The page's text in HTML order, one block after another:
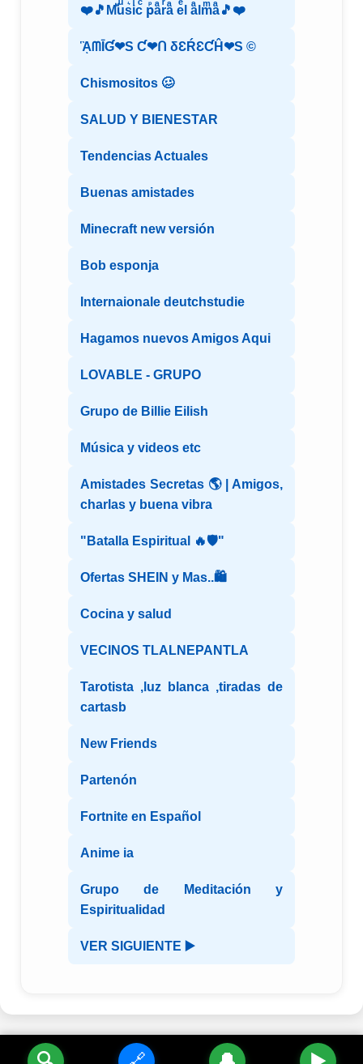
❤️🎵Mⷨuͧs͛iͥcͨ рⷬaͣrͬaͣ eͤl aͣlmͫaͣ🎵❤️
ᾋᗰĪƓ❤S Ƈ❤ᑎ δƐŔƐƇĤ❤S ©️
Chismositos 🥴
SALUD Y BIENESTAR
Tendencias Actuales
Buenas amistades
Minecraft new versión
Bob esponja
Internaionale deutchstudie
Hagamos nuevos Amigos Aqui
LOVABLE - GRUPO
Grupo de Billie Eilish
Música y videos etc
Amistades Secretas 🌎 | Amigos,
charlas y buena vibra
"Batalla Espiritual 🔥🛡️"
Ofertas SHEIN y Mas..🛍️
Cocina y salud
VECINOS TLALNEPANTLA
Tarotista ,luz blanca ,tiradas de
cartasb
New Friends
Partenón
Fortnite en Español
Anime ia
Grupo de Meditación y
Espiritualidad
VER SIGUIENTE ▶️